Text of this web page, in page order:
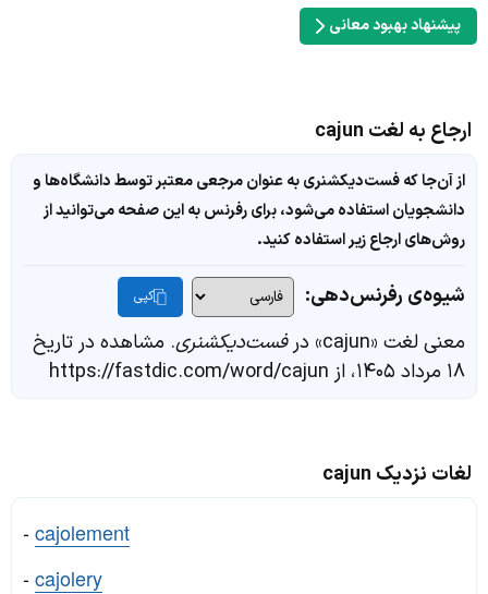
پیشنهاد بهبود معانی
ارجاع به لغت cajun
از آن‌جا که فست‌دیکشنری به عنوان مرجعی معتبر توسط دانشگاه‌ها و
دانشجویان استفاده می‌شود، برای رفرنس به این صفحه می‌توانید از
روش‌های ارجاع زیر استفاده کنید.
شیوه‌ی رفرنس‌دهی: کپی
معنی لغت «cajun» در فست‌دیکشنری. مشاهده در تاریخ
۱۸ مرداد ۱۴۰۵، از https://fastdic.com/word/cajun
لغات نزدیک cajun
-cajolement
-cajolery